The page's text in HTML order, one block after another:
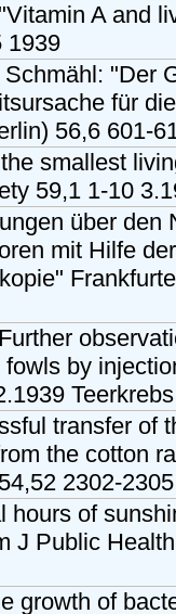
A and
1939
"Der
für
56,6 601-
smallest
59,1 1-10
über den
mit Hilfe der
by
transfer of
the cotton
2302-
hours of
J Public
growth of